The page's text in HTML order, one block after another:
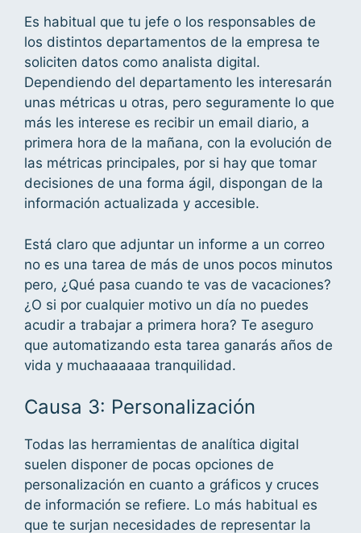
Es habitual que tu jefe o los responsables de
los distintos departamentos de la empresa te
soliciten datos como analista digital.
Dependiendo del departamento les interesarán
unas métricas u otras, pero seguramente lo que
más les interese es recibir un email diario, a
primera hora de la mañana, con la evolución de
las métricas principales, por si hay que tomar
decisiones de una forma ágil, dispongan de la
información actualizada y accesible.
Está claro que adjuntar un informe a un correo
no es una tarea de más de unos pocos minutos
pero, ¿Qué pasa cuando te vas de vacaciones?
¿O si por cualquier motivo un día no puedes
acudir a trabajar a primera hora? Te aseguro
que automatizando esta tarea ganarás años de
vida y muchaaaaaa tranquilidad.
Causa 3: Personalización
Todas las herramientas de analítica digital
suelen disponer de pocas opciones de
personalización en cuanto a gráficos y cruces
de información se refiere. Lo más habitual es
que te surjan necesidades de representar la